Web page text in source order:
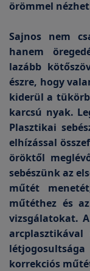
örömmel
Sajnos nem
hanem
lazább
észre, hogy
kiderül a
karcsú nyak.
Plasztikai
elhízással
öröktől
sebészünk az
műtét
műtéthez és
vizsgálatokat.
korrekciós